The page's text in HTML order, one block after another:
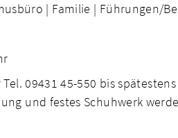
| Familie | Führungen/
09431 45-550 bis
und festes Schuhwerk